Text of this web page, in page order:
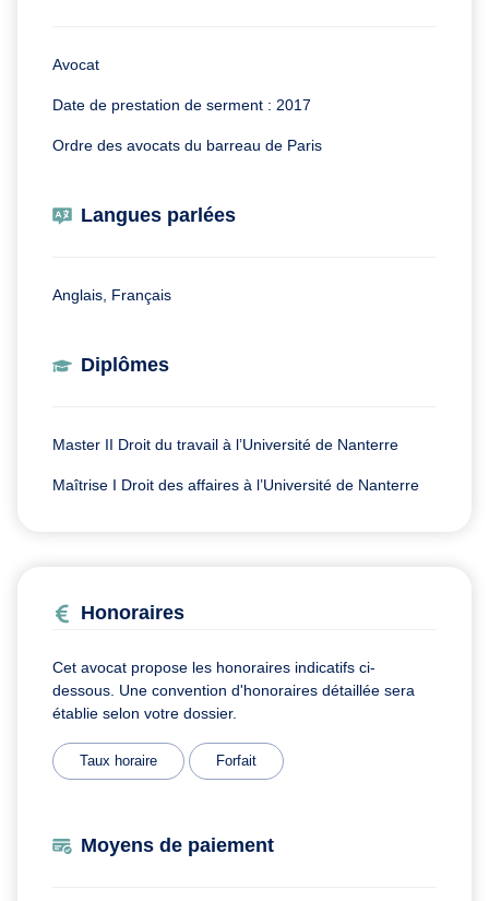
Avocat
Date de prestation de serment : 2017
Ordre des avocats du barreau de Paris
Langues parlées
Anglais, Français
Diplômes
Master II Droit du travail à l’Université de Nanterre
Maîtrise I Droit des affaires à l’Université de Nanterre
Honoraires
Cet avocat propose les honoraires indicatifs ci-
dessous. Une convention d'honoraires détaillée sera
établie selon votre dossier.
Taux horaire Forfait
Moyens de paiement